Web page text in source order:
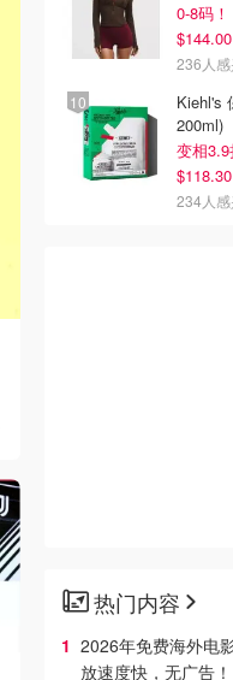
0-8码！
$144.00
236人
Kiehl's
200ml)
$118.30
234人
热门内容
2026年免费海外电
放速度快，无广告！